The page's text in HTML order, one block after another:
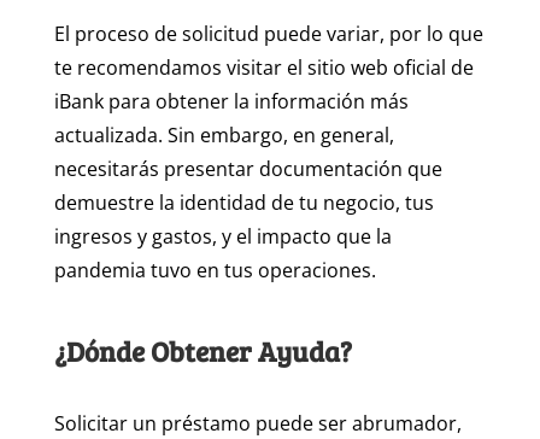
El proceso de solicitud puede variar, por lo que
te recomendamos visitar el sitio web oficial de
iBank para obtener la información más
actualizada. Sin embargo, en general,
necesitarás presentar documentación que
demuestre la identidad de tu negocio, tus
ingresos y gastos, y el impacto que la
pandemia tuvo en tus operaciones.
¿Dónde Obtener Ayuda?
Solicitar un préstamo puede ser abrumador,